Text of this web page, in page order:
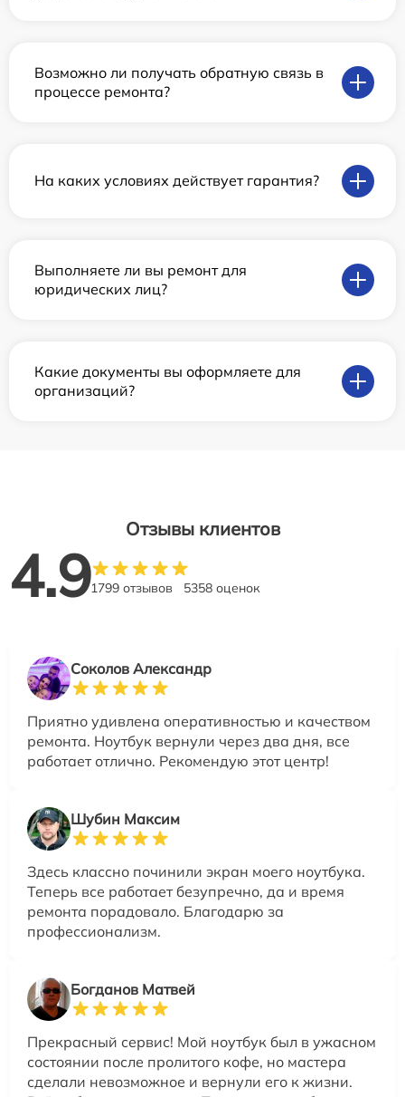
Возможно ли получать обратную связь в
процессе ремонта?
На каких условиях действует гарантия?
Выполняете ли вы ремонт для
юридических лиц?
Какие документы вы оформляете для
организаций?
Отзывы клиентов
4.91799 отзывов 5358 оценок
Соколов Александр
Приятно удивлена оперативностью и качеством
ремонта. Ноутбук вернули через два дня, все
работает отлично. Рекомендую этот центр!
Шубин Максим
Здесь классно починили экран моего ноутбука.
Теперь все работает безупречно, да и время
ремонта порадовало. Благодарю за
профессионализм.
Богданов Матвей
Прекрасный сервис! Мой ноутбук был в ужасном
состоянии после пролитого кофе, но мастера
сделали невозможное и вернули его к жизни.